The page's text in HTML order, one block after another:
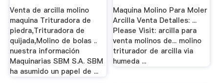
Venta de arcilla molino
maquina Trituradora de
piedra,Trituradora de
quijada,Molino de bolas ..
nuestra información
Maquinarias SBM S.A. SBM
ha asumido un papel de ...
Maquina Molino Para Moler
Arcilla Venta Detalles: ...
Please Visit: arcilla para
venta molinos de... molino
triturador de arcilla via
humeda ...